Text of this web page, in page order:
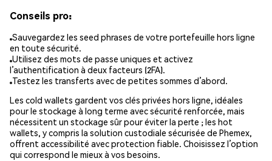
Conseils pro:
Sauvegardez les seed phrases de votre portefeuille hors ligne
en toute sécurité.
Utilisez des mots de passe uniques et activez
l’authentification à deux facteurs (2FA).
Testez les transferts avec de petites sommes d’abord.
Les cold wallets gardent vos clés privées hors ligne, idéales
pour le stockage à long terme avec sécurité renforcée, mais
nécessitent un stockage sûr pour éviter la perte ; les hot
wallets, y compris la solution custodiale sécurisée de Phemex,
offrent accessibilité avec protection fiable. Choisissez l’option
qui correspond le mieux à vos besoins.